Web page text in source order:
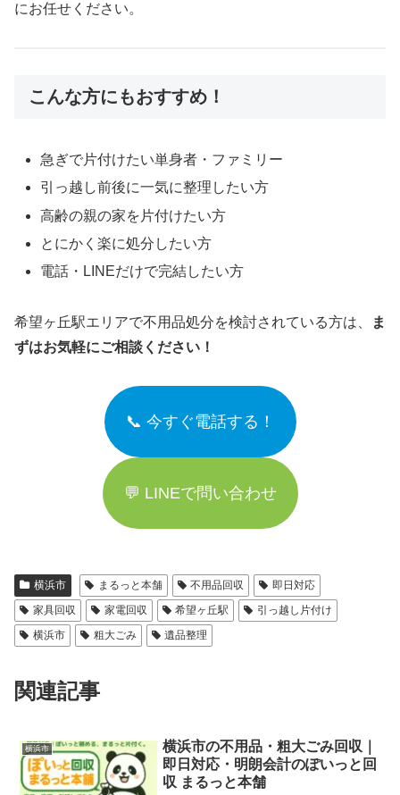
にお任せください。
こんな方にもおすすめ！
急ぎで片付けたい単身者・ファミリー
引っ越し前後に一気に整理したい方
高齢の親の家を片付けたい方
とにかく楽に処分したい方
電話・LINEだけで完結したい方
希望ヶ丘駅エリアで不用品処分を検討されている方は、
ま
ずはお気軽にご相談ください！
📞 今すぐ電話する！
💬 LINEで問い合わせ
横浜市 まるっと本舗 不用品回収
即日対応
家具回収
家電回収 希望ヶ丘駅
引っ越し片付け
横浜市
粗大ごみ 遺品整理
関連記事
横浜市
横浜市の不用品・粗大ごみ回収｜
即日対応・明朗会計のぽいっと回
収 まるっと本舗